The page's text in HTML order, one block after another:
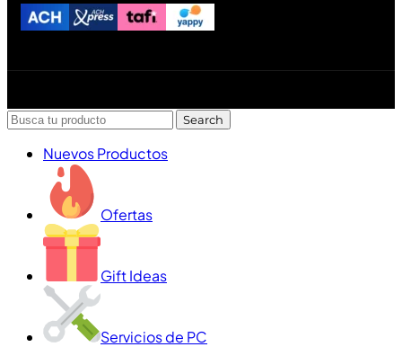
Search
Nuevos Productos
Ofertas
Gift Ideas
Servicios de PC